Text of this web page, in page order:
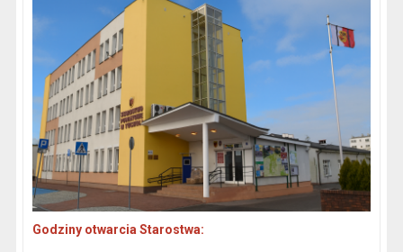
Godziny otwarcia Starostwa: